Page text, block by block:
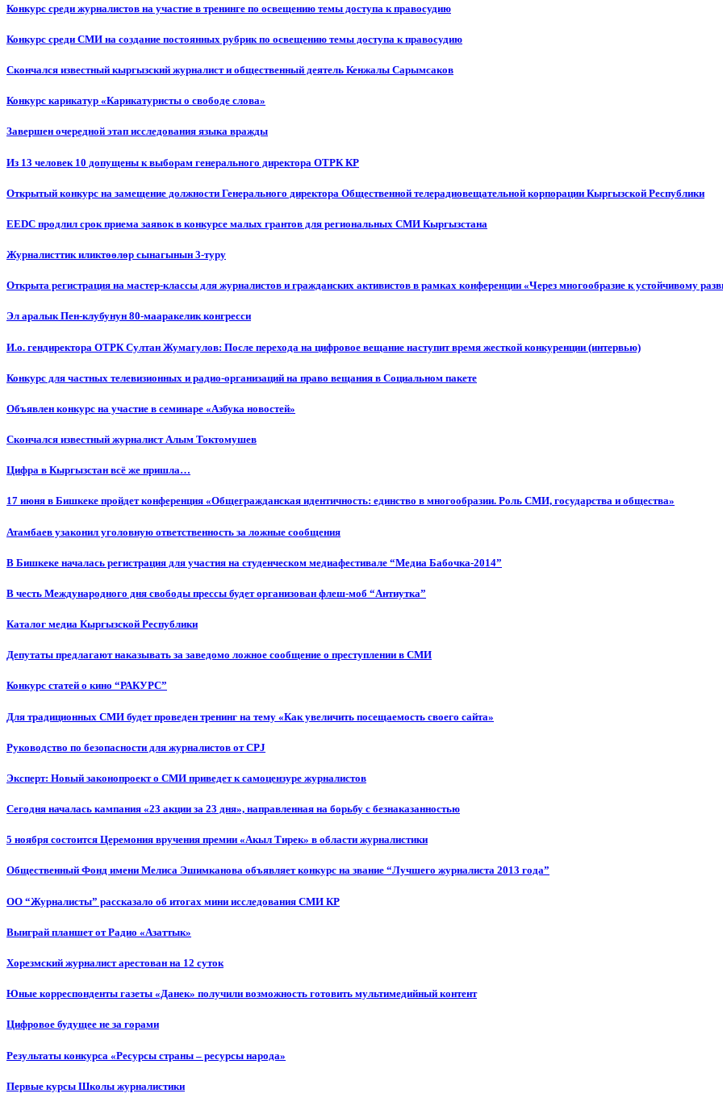
Конкурс среди журналистов на участие в тренинге по освещению темы доступа к правосудию
Конкурс среди СМИ на создание постоянных рубрик по освещению темы доступа к правосудию
Скончался известный кыргызский журналист и общественный деятель Кенжалы Сарымсаков
Конкурс карикатур «Карикатуристы о свободе слова»
Завершен очередной этап исследования языка вражды
Из 13 человек 10 допущены к выборам генерального директора ОТРК КР
Открытый конкурс на замещение должности Генерального директора Общественной телерадиовещательной корпорации Кыргызской Республики
EEDC продлил срок приема заявок в конкурсе малых грантов для региональных СМИ Кыргызстана
Журналисттик иликтөөлөр сынагынын 3-туру
Открыта регистрация на мастер-классы для журналистов и гражданских активистов в рамках конференции «Через многообразие к устойчивому
Эл аралык Пен-клубунун 80-мааракелик конгресси
И.о. гендиректора ОТРК Султан Жумагулов: После перехода на цифровое вещание наступит время жесткой конкуренции (интервью)
Конкурс для частных телевизионных и радио-организаций на право вещания в Социальном пакете
Объявлен конкурс на участие в семинаре «Азбука новостей»
Cкончался известный журналист Алым Токтомушев
Цифра в Кыргызстан всё же пришла…
17 июня в Бишкеке пройдет конференция «Общегражданская идентичность: единство в многообразии. Роль СМИ, государства и общества»
Атамбаев узаконил уголовную ответственность за ложные сообщения
В Бишкеке началась регистрация для участия на студенческом медиафестивале “Медиа Бабочка-2014”
В честь Международного дня свободы прессы будет организован флеш-моб “Антиутка”
Каталог медиа Кыргызской Республики
Депутаты предлагают наказывать за заведомо ложное сообщение о преступлении в СМИ
Конкурс статей о кино “РАКУРС”
Для традиционных СМИ будет проведен тренинг на тему «Как увеличить посещаемость своего сайта»
Руководство по безопасности для журналистов от CPJ
Эксперт: Новый законопроект о СМИ приведет к самоцензуре журналистов
Сегодня началась кампания «23 акции за 23 дня», направленная на борьбу с безнаказанностью
5 ноября состоится Церемония вручения премии «Акыл Тирек» в области журналистики
Общественный Фонд имени Мелиса Эшимканова объявляет конкурс на звание “Лучшего журналиста 2013 года”
ОО “Журналисты” рассказало об итогах мини исследования СМИ КР
Выиграй планшет от Радио «Азаттык»
Хорезмский журналист арестован на 12 суток
Юные корреспонденты газеты «Данек» получили возможность готовить мультимедийный контент
Цифровое будущее не за горами
Результаты конкурса «Ресурсы страны – ресурсы народа»
Первые курсы Школы журналистики